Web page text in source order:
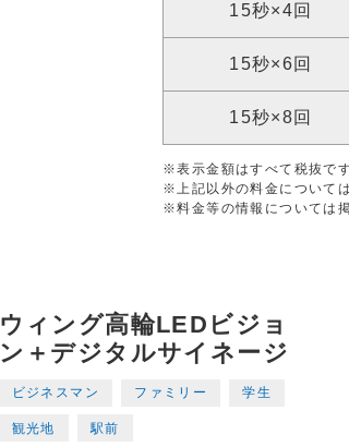
15秒×4回
15秒×6回
15秒×8回
※表示金額はすべて税抜で
※上記以外の料金について
※料金等の情報については
ウィング高輪LEDビジョ
ン＋デジタルサイネージ
ビジネスマン ファミリー 学生
観光地 駅前